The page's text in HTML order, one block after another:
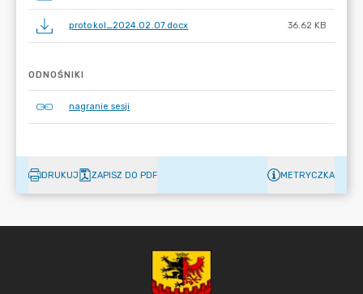
protokol_2024.02.07.docx 36.62 KB
ODNOŚNIKI
nagranie sesji
DRUKUJ ZAPISZ DO PDF METRYCZKA